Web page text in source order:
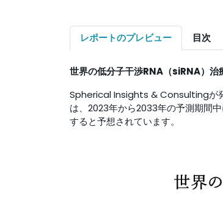
レポートのプレビュー 目次
世界の低分子干渉RNA（siRNA）治
Spherical Insights & Consultingが
は、2023年から2033年の予測期間
すると予想されています。